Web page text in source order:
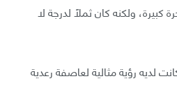
ولكنه كان ثملًا لدرجة لا
لديه رؤية مثالية لعاصفة رعدية